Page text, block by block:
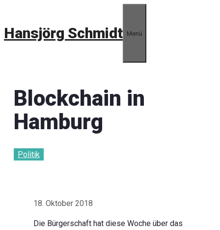
springen
Hansjörg Schmidt Menü
Blockchain in
Hamburg
Politik
18. Oktober 2018
Die Bürgerschaft hat diese Woche über das